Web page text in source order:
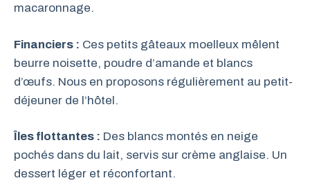
macaronnage.
Financiers : Ces petits gâteaux moelleux mêlent
beurre noisette, poudre d’amande et blancs
d’œufs. Nous en proposons régulièrement au petit-
déjeuner de l’hôtel.
Îles flottantes : Des blancs montés en neige
pochés dans du lait, servis sur crème anglaise. Un
dessert léger et réconfortant.